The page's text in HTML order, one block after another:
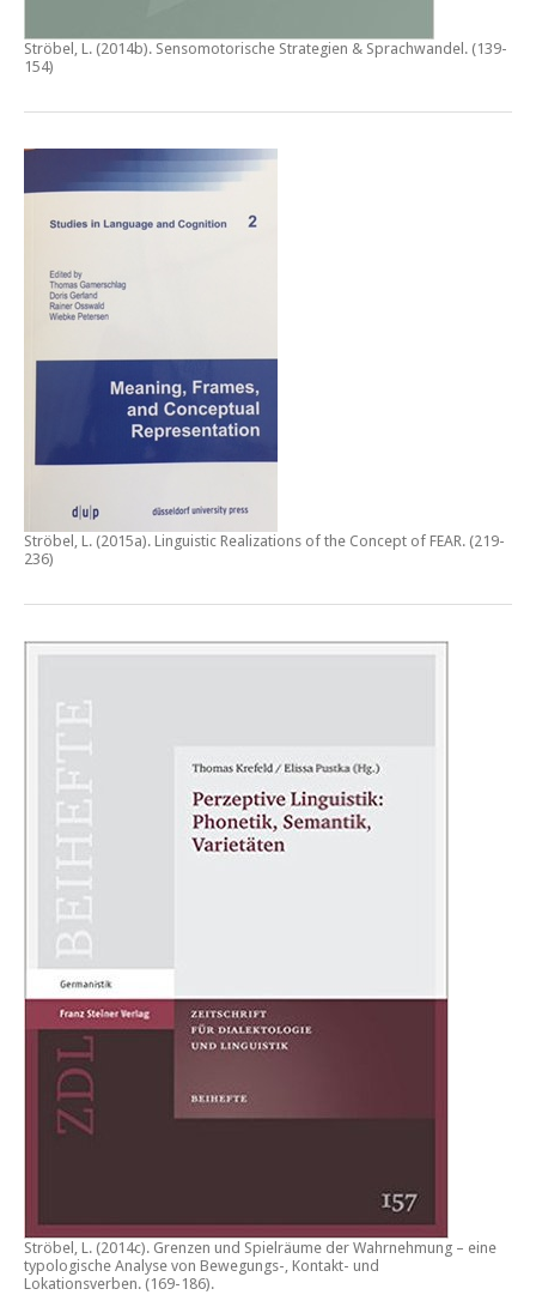
Ströbel, L. (2014b). Sensomotorische Strategien & Sprachwandel . (139-
154)
Ströbel, L. (2015a). Linguistic Realizations of the Concept of FEAR. (219-
236)
Ströbel, L. (2014c). Grenzen und Spielräume der Wahrnehmung – eine
typologische Analyse von Bewegungs-, Kontakt- und
Lokationsverben. (169-186).